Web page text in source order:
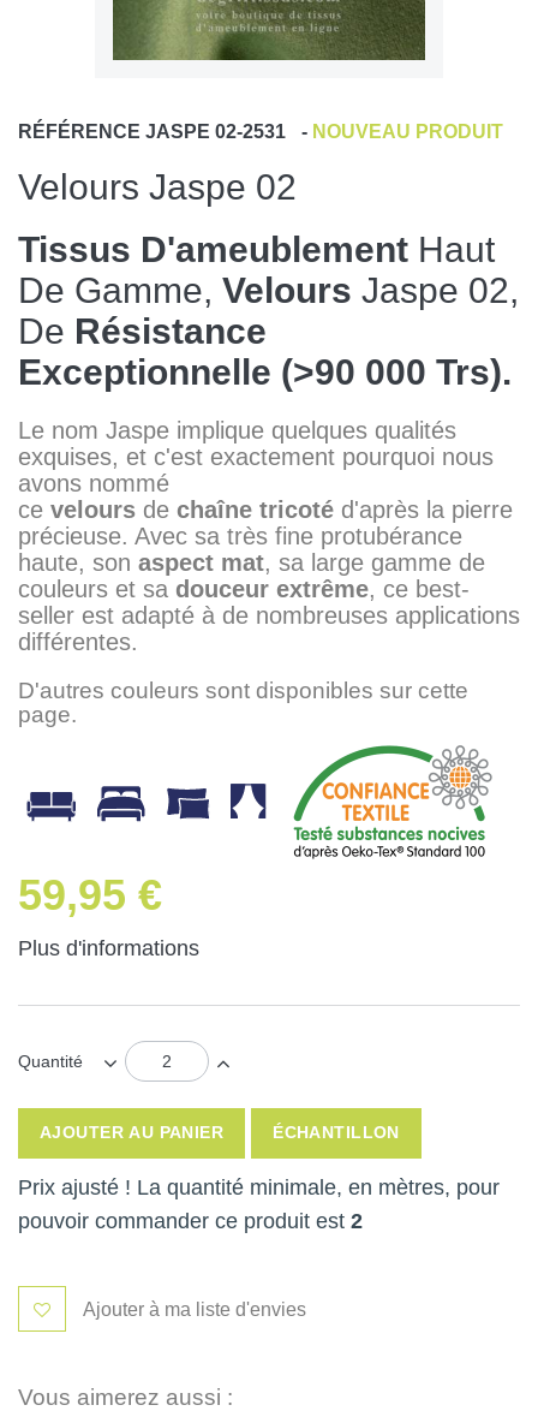
RÉFÉRENCE JASPE 02-2531 - NOUVEAU PRODUIT
Velours Jaspe 02
Tissus D'ameublement Haut
De Gamme, Velours Jaspe 02,
De Résistance
Exceptionnelle (>90 000 Trs).
Le nom Jaspe implique quelques qualités
exquises, et c'est exactement pourquoi nous
avons nommé
ce velours de chaîne tricoté d'après la pierre
précieuse. Avec sa très fine protubérance
haute, son aspect mat, sa large gamme de
couleurs et sa douceur extrême, ce best-
seller est adapté à de nombreuses applications
différentes.
D'autres couleurs sont disponibles sur cette
page.
59,95 €
Plus d'informations
Quantité
AJOUTER AU PANIER ÉCHANTILLON
Prix ajusté ! La quantité minimale, en mètres, pour
pouvoir commander ce produit est 2
Ajouter à ma liste d'envies
Vous aimerez aussi :